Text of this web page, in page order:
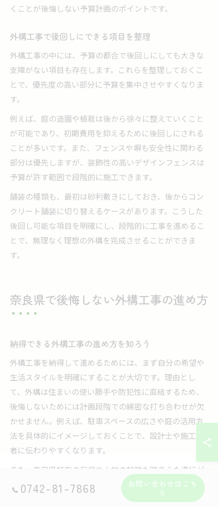
くことが後悔しない予算計画のポイントです。
外構工事で後回しにできる項目を整理
外構工事の中には、予算の都合で後回しにしても大きな
支障がない項目も存在します。これらを整理しておくこ
とで、優先度の高い部分に予算を集中させやすくなりま
す。
例えば、庭の造園や植栽は後から徐々に整えていくこと
が可能であり、初期費用を抑えるために後回しにされる
ことが多いです。また、フェンスや塀も安全性に関わる
部分は優先しますが、装飾性の高いデザインフェンスは
予算が許す範囲で段階的に施工できます。
舗装の種類も、最初は砂利敷きにしておき、後からコン
クリート舗装に切り替えるケースがあります。こうした
後回し可能な項目を明確にし、段階的に工事を進めるこ
とで、無理なく理想の外構を完成させることができま
す。
奈良県で後悔しない外構工事の進め方
納得できる外構工事の進め方を知ろう
外構工事を納得して進めるためには、まず自分の希望や
生活スタイルを明確にすることが大切です。理由とし
て、外構は住まいの使い勝手や防犯性に直結するため、
後悔しないためには計画段階での綿密な打ち合わせが欠
かせません。例えば、駐車スペースの広さや庭の活用方
法を具体的にイメージしておくことで、設計士や施工業
者に伝わりやすくなります。
また、奈良県特有の気候や土地の特徴も踏まえた進行が
必要です。これにより、耐久性やメンテナンス面でも安
心できる外構に仕上がります。最終的に、予算内で優先
0742-81-7868
お問い合わせはこち
ら